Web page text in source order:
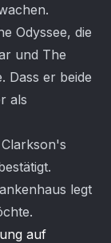
Odyssee, die
und The
Dass er beide
als
legt
auf